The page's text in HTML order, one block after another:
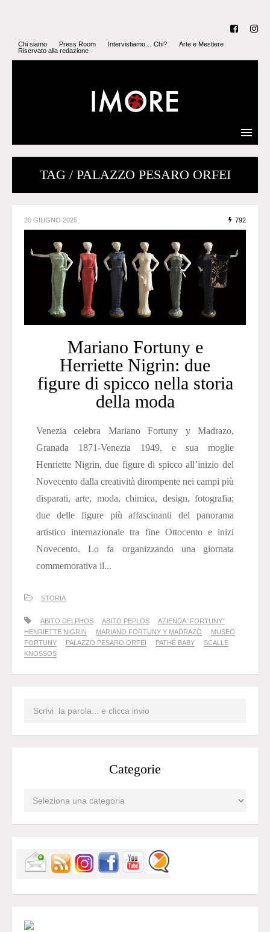
Chi siamo Press Room Intervistiamo… Chi?
Arte e Mestiere
Riservato alla redazione
TAG / PALAZZO PESARO ORFEI
20 GIUGNO 2025 792
Mariano Fortuny e
Herriette Nigrin: due
figure di spicco nella storia
della moda
Venezia celebra Mariano Fortuny y Madrazo,
Granada 1871-Venezia 1949, e sua moglie
Henriette Nigrin, due figure di spicco all’inizio del
Novecento dalla creatività dirompente nei campi più
disparati, arte, moda, chimica, design, fotografia;
due delle figure più affascinanti del panorama
artistico internazionale tra fine Ottocento e inizi
Novecento. Lo fa organizzando una giornata
commemorativa il...
STORIA
ABITO DELPHOS ABITO PEPLOS
AZIENDA “FORTUNY”
HENRIETTE NIGRIN
MARIANO FORTUNY Y MADRAZO
MUSEO
FORTUNY
PALAZZO PESARO ORFEI PATHÉ BABY
SCALLE
KNOSSOS
Categorie